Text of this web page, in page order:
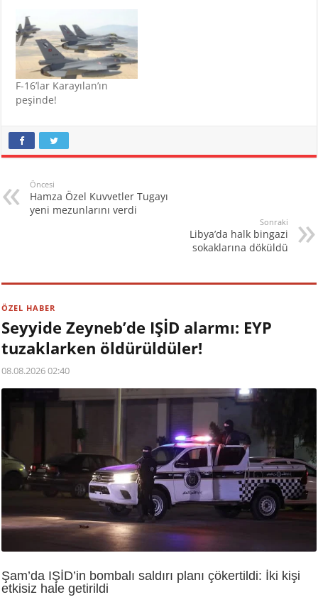
F-16’lar Karayılan’ın
peşinde!
Öncesi
Hamza Özel Kuvvetler Tugayı
yeni mezunlarını verdi
Sonraki
Libya’da halk bingazi
sokaklarına döküldü
ÖZEL HABER
Seyyide Zeyneb’de IŞİD alarmı: EYP
tuzaklarken öldürüldüler!
08.08.2026 02:40
Şam’da IŞİD’in bombalı saldırı planı çökertildi: İki kişi
etkisiz hale getirildi